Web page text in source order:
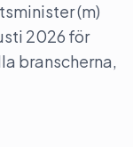
(m)
2026 för
branscherna,